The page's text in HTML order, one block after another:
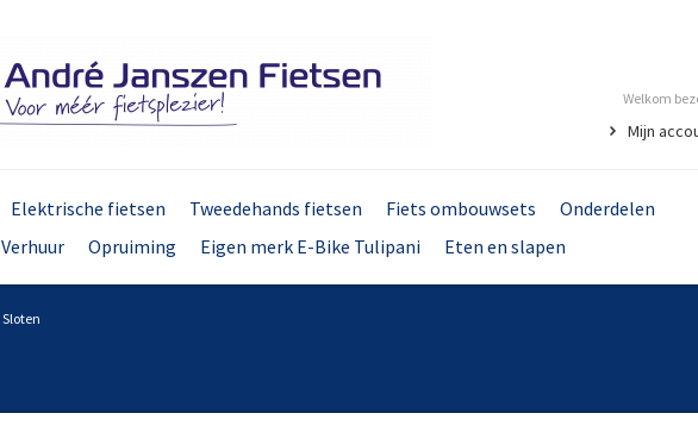
Welkom
Mijn
Elektrische fietsen Tweedehands fietsen Fiets ombouwsets
Onderdelen
Verhuur Opruiming Eigen merk E-Bike Tulipani Eten en slapen
Sloten